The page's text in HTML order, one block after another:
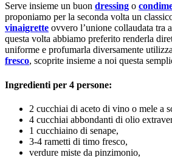
Serve insieme un buon dressing o
proponiamo per la seconda volta un
vinaigrette ovvero l’unione collaudata tra
questa volta abbiamo preferito renderla
uniforme e profumarla diversamente
fresco, scoprite insieme a noi questa
Ingredienti per 4 persone:
2 cucchiai di aceto di vino o mele a
4 cucchiai abbondanti di olio
1 cucchiaino di senape,
3-4 rametti di timo fresco,
verdure miste da pinzimonio,